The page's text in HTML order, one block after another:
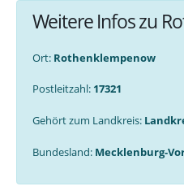
Weitere Infos zu
Ort: Rothenklempenow
Postleitzahl: 17321
Gehört zum Landkreis:
Bundesland: Mecklenburg-